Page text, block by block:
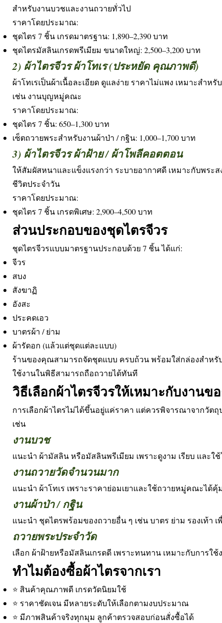
สำหรับงานบวชและงานถวายทั่วไป
ราคาโดยประมาณ:
ชุดไตร 7 ชิ้น เกรดมาตรฐาน: 1,890–2,390 บาท
ชุดไตรมัสลินเกรดพรีเมียม ขนาดใหญ่: 2,500–3,200 บาท
2) ผ้าไตรจีวร ผ้าโทเร (ประหยัด คุณภาพดี)
ผ้าโทเรเป็นผ้าเนื้อละเอียด ดูแลง่าย ราคาไม่แพง เหมาะสำห
เช่น งานบุญหมู่คณะ
ราคาโดยประมาณ:
ชุดไตร 7 ชิ้น: 650–1,300 บาท
เซ็ตถวายพระสำหรับงานผ้าป่า / กฐิน: 1,000–1,700 บาท
3) ผ้าไตรจีวร ผ้าฝ้าย / ผ้าโพลีคอตตอน
ให้สัมผัสหนาและแข็งแรงกว่า ระบายอากาศดี เหมาะกับพระ
ชีวิตประจำวัน
ราคาโดยประมาณ:
ชุดไตร 7 ชิ้น เกรดพิเศษ: 2,900–4,500 บาท
ส่วนประกอบของชุดไตรจีวร
ชุดไตรจีวรแบบมาตรฐานประกอบด้วย 7 ชิ้น ได้แก่:
จีวร
สบง
สังฆาฏิ
อังสะ
ประคดเอว
บาตรผ้า / ย่าม
ผ้ารัดอก (แล้วแต่ชุดแต่ละแบบ)
ร้านของคุณสามารถจัดชุดแบบ ครบถ้วน พร้อมใส่กล่องสำหรั
ใช้งานในพิธีสามารถถือถวายได้ทันที
วิธีเลือกผ้าไตรจีวรให้เหมาะกับงานข
การเลือกผ้าไตรไม่ได้ขึ้นอยู่แค่ราคา แต่ควรพิจารณาจากวัต
เช่น
งานบวช
แนะนำ ผ้ามัสลิน หรือมัสลินพรีเมียม เพราะดูงาม เรียบ และใ
งานถวายวัดจำนวนมาก
แนะนำ ผ้าโทเร เพราะราคาย่อมเยาและใช้ถวายหมู่คณะได้คุ้
งานผ้าป่า / กฐิน
แนะนำ ชุดไตรพร้อมของถวายอื่น ๆ เช่น บาตร ย่าม รองเท้า
ถวายพระประจำวัด
เลือก ผ้าฝ้ายหรือมัสลินเกรดดี เพราะทนทาน เหมาะกับการใช้
ทำไมต้องซื้อผ้าไตรจากเรา
⭐ สินค้าคุณภาพดี เกรดวัดนิยมใช้
⭐ ราคาชัดเจน มีหลายระดับให้เลือกตามงบประมาณ
⭐ มีภาพสินค้าจริงทุกมุม ลูกค้าตรวจสอบก่อนสั่งซื้อได้